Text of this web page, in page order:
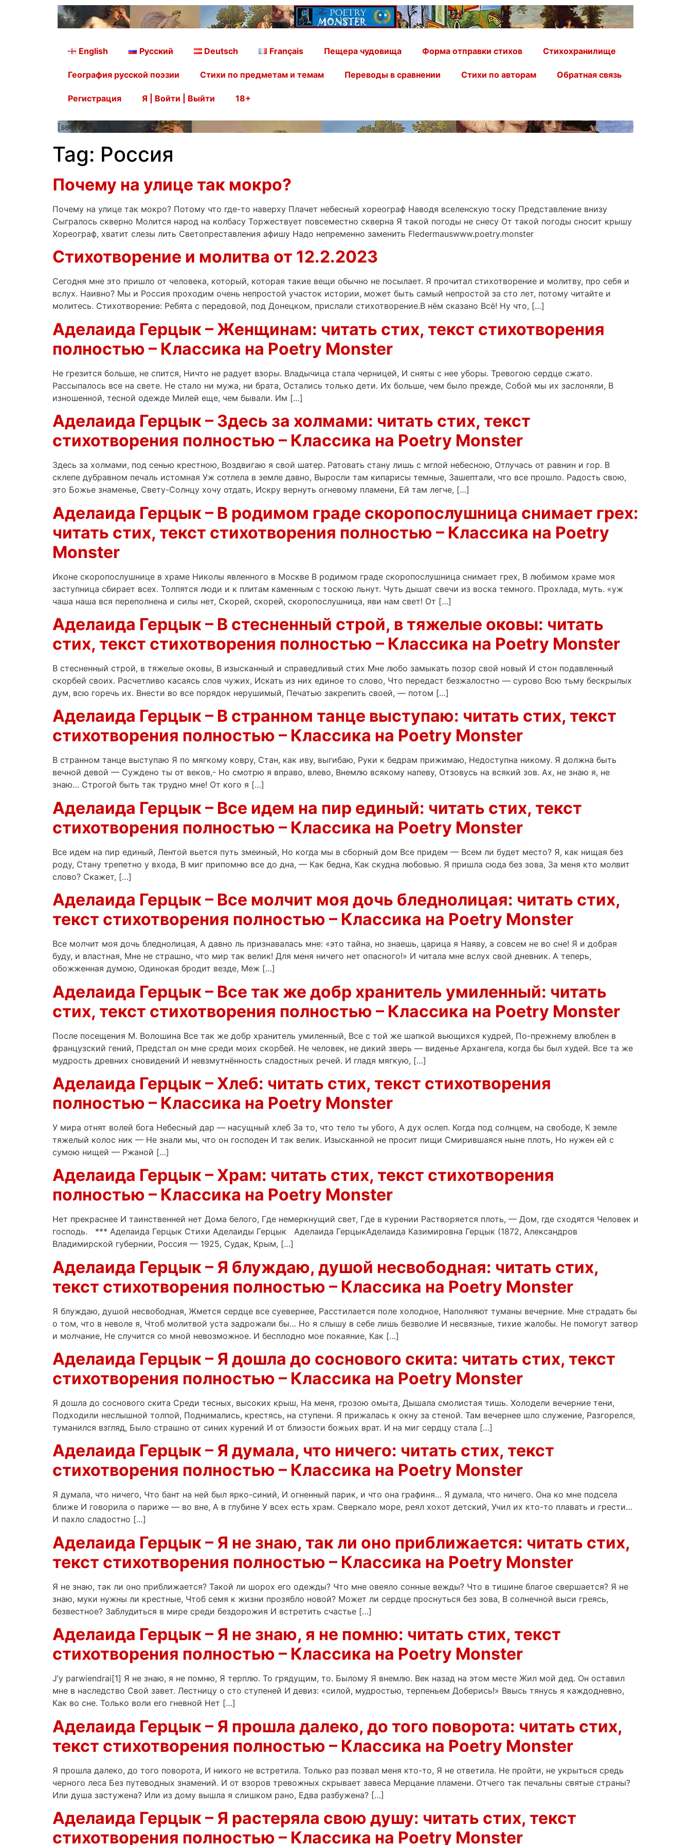
English Русский Deutsch Français Пещера чудовища Форма отправки стихов Стихохранилище
География русской поэзии Стихи по предметам и темам Переводы в сравнении Стихи по авторам Обратная связь
Регистрация Я | Войти | Выйти 18+
[searchform]
Tag: Россия
Почему на улице так мокро?
Почему на улице так мокро? Потому что где-то наверху Плачет небесный хореограф Наводя вселенскую тоску Представление внизу
Сыгралось скверно Молится народ на колбасу Торжествует повсеместно скверна Я такой погоды не снесу От такой погоды сносит крышу
Хореограф, хватит слезы лить Светопреставления афишу Надо непременно заменить Fledermauswww.poetry.monster
Стихотворение и молитва от 12.2.2023
Сегодня мне это пришло от человека, который, которая такие вещи обычно не посылает. Я прочитал стихотворение и молитву, про себя и
вслух. Наивно? Мы и Россия проходим очень непростой участок истории, может быть самый непростой за сто лет, потому читайте и
молитесь. Стихотворение: Ребята с передовой, под Донецком, прислали стихотворение.В нём сказано Всё! Ну что, […]
Аделаида Герцык – Женщинам: читать стих, текст стихотворения
полностью – Классика на Poetry Monster
Не грезится больше, не спится, Ничто не радует взоры. Владычица стала черницей, И сняты с нее уборы. Тревогою сердце сжато.
Рассыпалось все на свете. Не стало ни мужа, ни брата, Остались только дети. Их больше, чем было прежде, Собой мы их заслоняли, В
изношенной, тесной одежде Милей еще, чем бывали. Им […]
Аделаида Герцык – Здесь за холмами: читать стих, текст
стихотворения полностью – Классика на Poetry Monster
Здесь за холмами, под сенью крестною, Воздвигаю я свой шатер. Ратовать стану лишь с мглой небесною, Отлучась от равнин и гор. В
склепе дубравном печаль истомная Уж сотлела в земле давно, Выросли там кипарисы темные, Зашептали, что все прошло. Радость свою,
это Божье знаменье, Свету-Солнцу хочу отдать, Искру вернуть огневому пламени, Ей там легче, […]
Аделаида Герцык – В родимом граде скоропослушница снимает грех:
читать стих, текст стихотворения полностью – Классика на Poetry
Monster
Иконе скоропослушнице в храме Николы явленного в Москве В родимом граде скоропослушница снимает грех, В любимом храме моя
заступница сбирает всех. Толпятся люди и к плитам каменным с тоскою льнут. Чуть дышат свечи из воска темного. Прохлада, муть. «уж
чаша наша вся переполнена и силы нет, Скорей, скорей, скоропослушница, яви нам свет! От […]
Аделаида Герцык – В стесненный строй, в тяжелые оковы: читать
стих, текст стихотворения полностью – Классика на Poetry Monster
В стесненный строй, в тяжелые оковы, В изысканный и справедливый стих Мне любо замыкать позор свой новый И стон подавленный
скорбей своих. Расчетливо касаясь слов чужих, Искать из них единое то слово, Что передаст безжалостно — сурово Всю тьму бескрылых
дум, всю горечь их. Внести во все порядок нерушимый, Печатью закрепить своей, — потом […]
Аделаида Герцык – В странном танце выступаю: читать стих, текст
стихотворения полностью – Классика на Poetry Monster
В странном танце выступаю Я по мягкому ковру, Стан, как иву, выгибаю, Руки к бедрам прижимаю, Недоступна никому. Я должна быть
вечной девой — Суждено ты от веков,- Но смотрю я вправо, влево, Внемлю всякому напеву, Отзовусь на всякий зов. Ах, не знаю я, не
знаю… Строгой быть так трудно мне! От кого я […]
Аделаида Герцык – Все идем на пир единый: читать стих, текст
стихотворения полностью – Классика на Poetry Monster
Все идем на пир единый, Лентой вьется путь змеиный, Но когда мы в сборный дом Все придем — Всем ли будет место? Я, как нищая без
роду, Стану трепетно у входа, В миг припомню все до дна, — Как бедна, Как скудна любовью. Я пришла сюда без зова, За меня кто молвит
слово? Скажет, […]
Аделаида Герцык – Все молчит моя дочь бледнолицая: читать стих,
текст стихотворения полностью – Классика на Poetry Monster
Все молчит моя дочь бледнолицая, А давно ль признавалась мне: «это тайна, но знаешь, царица я Наяву, а совсем не во сне! Я и добрая
буду, и властная, Мне не страшно, что мир так велик! Для меня ничего нет опасного!» И читала мне вслух свой дневник. А теперь,
обожженная думою, Одинокая бродит везде, Меж […]
Аделаида Герцык – Все так же добр хранитель умиленный: читать
стих, текст стихотворения полностью – Классика на Poetry Monster
После посещения М. Волошина Все так же добр хранитель умиленный, Все с той же шапкой вьющихся кудрей, По-прежнему влюблен в
французский гений, Предстал он мне среди моих скорбей. Не человек, не дикий зверь — виденье Архангела, когда бы был худей. Все та же
мудрость древних сновидений И невзмутнённость сладостных речей. И гладя мягкую, […]
Аделаида Герцык – Хлеб: читать стих, текст стихотворения
полностью – Классика на Poetry Monster
У мира отнят волей бога Небесный дар — насущный хлеб За то, что тело ты убого, А дух ослеп. Когда под солнцем, на свободе, К земле
тяжелый колос ник — Не знали мы, что он господен И так велик. Изысканной не просит пищи Смирившаяся ныне плоть, Но нужен ей с
сумою нищей — Ржаной […]
Аделаида Герцык – Храм: читать стих, текст стихотворения
полностью – Классика на Poetry Monster
Нет прекраснее И таинственней нет Дома белого, Где немеркнущий свет, Где в курении Растворяется плоть, — Дом, где сходятся Человек и
господь. *** Аделаида Герцык Стихи Аделаиды Герцык Аделаида ГерцыкАделаида Казимировна Герцык (1872, Александров
Владимирской губернии, Россия — 1925, Судак, Крым, […]
Аделаида Герцык – Я блуждаю, душой несвободная: читать стих,
текст стихотворения полностью – Классика на Poetry Monster
Я блуждаю, душой несвободная, Жмется сердце все суевернее, Расстилается поле холодное, Наполняют туманы вечерние. Мне страдать бы
о том, что в неволе я, Чтоб молитвой уста задрожали бы… Но я слышу в себе лишь безволие И несвязные, тихие жалобы. Не помогут затвор
и молчание, Не случится со мной невозможное. И бесплодно мое покаяние, Как […]
Аделаида Герцык – Я дошла до соснового скита: читать стих, текст
стихотворения полностью – Классика на Poetry Monster
Я дошла до соснового скита Среди тесных, высоких крыш, На меня, грозою омыта, Дышала смолистая тишь. Холодели вечерние тени,
Подходили неслышной толпой, Поднимались, крестясь, на ступени. Я прижалась к окну за стеной. Там вечернее шло служение, Разгорелся,
туманился взгляд, Было страшно от синих курений И от близости божьих врат. И на миг сердцу стала […]
Аделаида Герцык – Я думала, что ничего: читать стих, текст
стихотворения полностью – Классика на Poetry Monster
Я думала, что ничего, Что бант на ней был ярко-синий, И огненный парик, и что она графиня… Я думала, что ничего. Она ко мне подсела
ближе И говорила о париже — во вне, А в глубине У всех есть храм. Сверкало море, реял хохот детский, Учил их кто-то плавать и грести…
И пахло сладостно […]
Аделаида Герцык – Я не знаю, так ли оно приближается: читать стих,
текст стихотворения полностью – Классика на Poetry Monster
Я не знаю, так ли оно приближается? Такой ли шорох его одежды? Что мне овеяло сонные вежды? Что в тишине благое свершается? Я не
знаю, муки нужны ли крестные, Чтоб семя к жизни прозябло новой? Может ли сердце проснуться без зова, В солнечной выси греясь,
безвестное? Заблудиться в мире среди бездорожия И встретить счастье […]
Аделаида Герцык – Я не знаю, я не помню: читать стих, текст
стихотворения полностью – Классика на Poetry Monster
J’y parwiendrai[1] Я не знаю, я не помню, Я терплю. То грядущим, то. Былому Я внемлю. Век назад на этом месте Жил мой дед. Он оставил
мне в наследство Свой завет. Лестницу о сто ступеней И девиз: «силой, мудростью, терпеньем Доберись!» Ввысь тянусь я каждодневно,
Как во сне. Только воли его гневной Нет […]
Аделаида Герцык – Я прошла далеко, до того поворота: читать стих,
текст стихотворения полностью – Классика на Poetry Monster
Я прошла далеко, до того поворота, И никого не встретила. Только раз позвал меня кто-то, Я не ответила. Не пройти, не укрыться средь
черного леса Без путеводных знамений. И от взоров тревожных скрывает завеса Мерцание пламени. Отчего так печальны святые страны?
Или душа застужена? Или из дому вышла я слишком рано, Едва разбужена? […]
Аделаида Герцык – Я растеряла свою душу: читать стих, текст
стихотворения полностью – Классика на Poetry Monster